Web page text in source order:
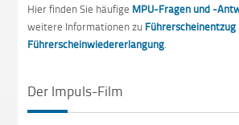
Hier finden Sie häufige MPU-Fragen und -
weitere Informationen zu Führerscheinentzug
Führerscheinwiedererlangung.
Der Impuls-Film